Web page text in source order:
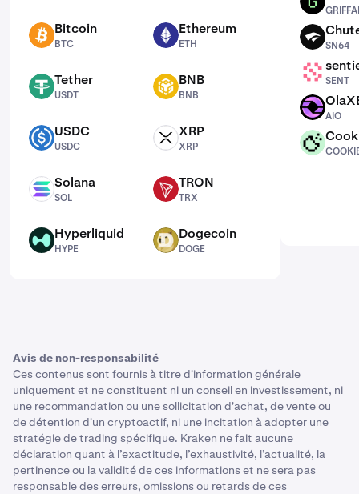
BTC Bitcoin
BTC
ETH Ethereum
ETH
USDT Tether
USDT
BNB BNB
BNB
USDC USDC
USDC
XRP XRP
XRP
SOL Solana
SOL
TRX TRON
TRX
HYPE Hyperliquid
HYPE
DOGE Dogecoin
DOGE
GRIFFAIN
SN64
SN64
SENT
SENT
AIO
AIO
COOKIE
Avis de non-responsabilité
Ces contenus sont fournis à titre d'information générale
uniquement et ne constituent ni un conseil en investissement, ni
une recommandation ou une sollicitation d'achat, de vente ou
de détention d'un cryptoactif, ni une incitation à adopter une
stratégie de trading spécifique. Kraken ne fait aucune
déclaration quant à l’exactitude, l’exhaustivité, l’actualité, la
pertinence ou la validité de ces informations et ne sera pas
responsable des erreurs, omissions ou retards de ces